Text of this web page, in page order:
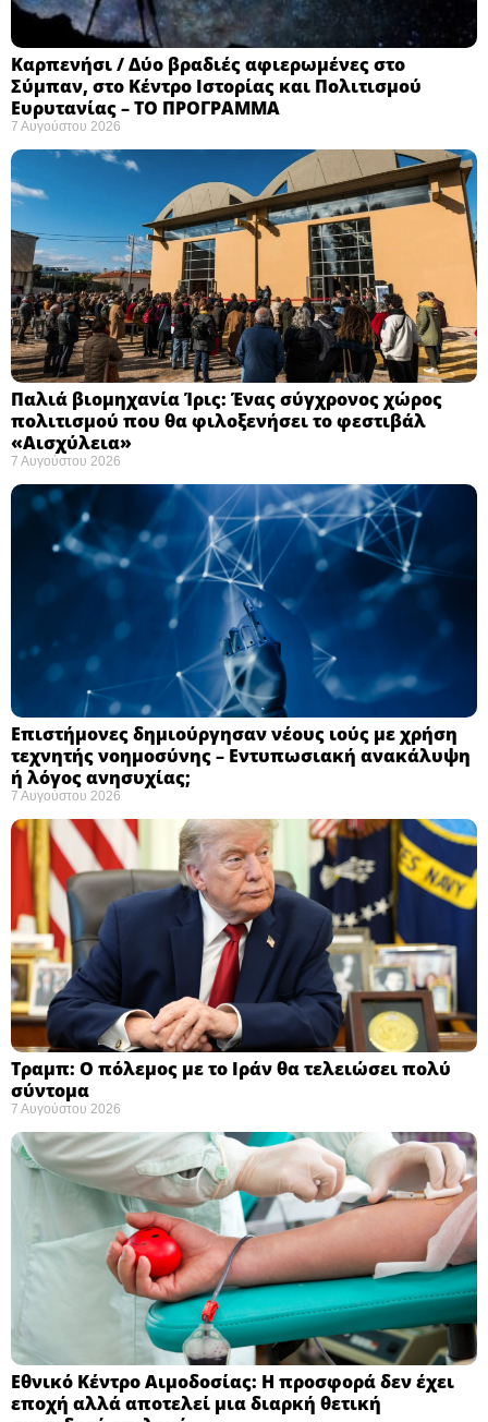
Καρπενήσι / Δύο βραδιές αφιερωμένες στο
Σύμπαν, στο Κέντρο Ιστορίας και Πολιτισμού
Ευρυτανίας – ΤΟ ΠΡΟΓΡΑΜΜΑ
7 Αυγούστου 2026
Παλιά βιομηχανία Ίρις: Ένας σύγχρονος χώρος
πολιτισμού που θα φιλοξενήσει το φεστιβάλ
«Αισχύλεια» ​
7 Αυγούστου 2026
Επιστήμονες δημιούργησαν νέους ιούς με χρήση
τεχνητής νοημοσύνης – Εντυπωσιακή ανακάλυψη
ή λόγος ανησυχίας; ​
7 Αυγούστου 2026
Τραμπ: Ο πόλεμος με το Ιράν θα τελειώσει πολύ
σύντομα ​
7 Αυγούστου 2026
Εθνικό Κέντρο Αιμοδοσίας: H προσφορά δεν έχει
εποχή αλλά αποτελεί μια διαρκή θετική